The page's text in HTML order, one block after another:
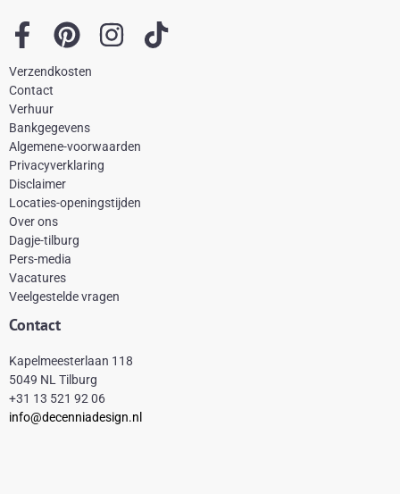
F
a
c
e
b
o
o
k
-
f
P
i
e
r
e
t
I
a
r
T
Verzendkosten
Contact
Verhuur
Bankgegevens
Algemene-voorwaarden
Privacyverklaring
Disclaimer
Locaties-openingstijden
Over ons
Dagje-tilburg
Pers-media
Vacatures
Veelgestelde vragen
Contact
Kapelmeesterlaan 118
5049 NL Tilburg
+31 13 521 92 06
info@decenniadesign.nl